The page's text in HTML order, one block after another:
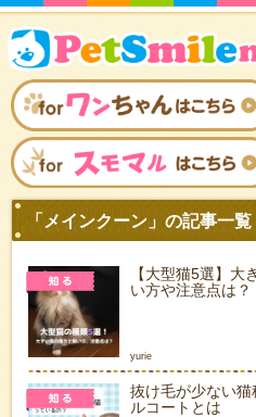
【大型猫5選】大
い方や注意点は？
yurie
抜け毛が少ない
ルコートとは